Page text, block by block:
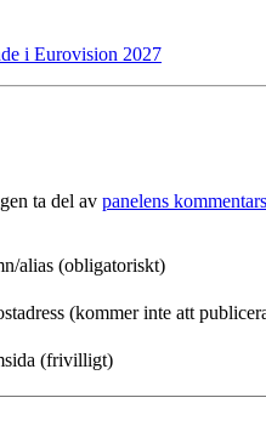
i Eurovision 2027
ta del av panelens
alias (obligatoriskt)
(kommer inte att
(frivilligt)